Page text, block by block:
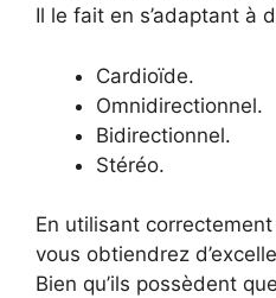
Il le fait en s’adaptant à
Cardioïde.
Omnidirectionnel.
Bidirectionnel.
Stéréo.
En utilisant correctement
vous obtiendrez
Bien qu’ils possèdent